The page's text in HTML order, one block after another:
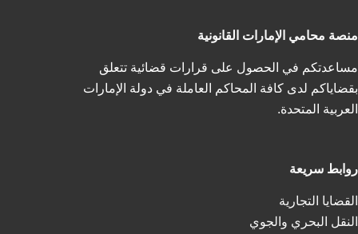
منصة محامي الإمارات القانونية
مساعدتكم في الحصول على قرارات قضائية تتعلق
بقضاياكم لدى كافة المحاكم العاملة في دولة الإمارات
العربية المتحدة.
روابط سريعة
القضايا التجارية
النقل البحري والجوي